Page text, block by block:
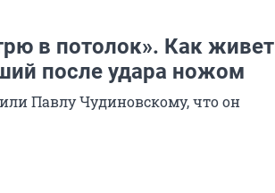
в потолок». Как живет
после удара ножом
Павлу Чудиновскому, что он